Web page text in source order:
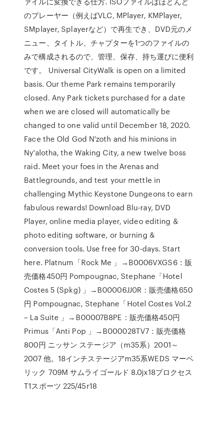
のプレーヤー（例えばVLC, MPlayer, KMPlayer,
SMplayer, Splayerなど）で再生でき、DVD元のメ
ニュー、タイトル、チャプターを1つのファイルの
みで構成されるので、管理、保存、持ち運びに便利
です。 Universal CityWalk is open on a limited
basis. Our theme Park remains temporarily
closed. Any Park tickets purchased for a date
when we are closed will automatically be
changed to one valid until December 18, 2020.
Face the Old God N'zoth and his minions in
Ny'alotha, the Waking City, a new twelve boss
raid. Meet your foes in the Arenas and
Battlegrounds, and test your mettle in
challenging Mythic Keystone Dungeons to earn
fabulous rewards! Download Blu-ray, DVD
Player, online media player, video editing &
photo editing software, or burning &
conversion tools. Use free for 30-days. Start
here. Platnum「Rock Me 」→B0006VXGS6：販
売価格450円 Pompougnac, Stephane「Hotel
Costes 5 (Spkg) 」→B00006JJ0R：販売価格650
円 Pompougnac, Stephane「Hotel Costes Vol.2
– La Suite 」→B00007B8PE：販売価格450円
Primus「Anti Pop 」→B000028TV7：販売価格
800円 ニッサン ステージア（m35系）2001～
2007 他。18インチステージアm35系WEDS マーベ
リック 709M サムライゴールド 8.0jx18プロクセス
T1スポーツ 225/45r18